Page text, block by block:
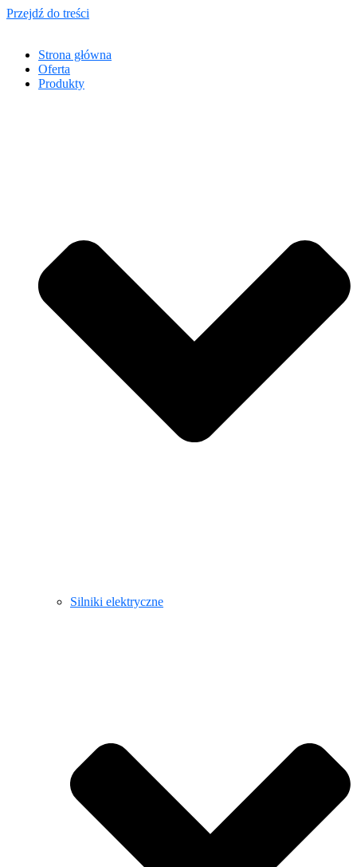
Przejdź do treści
Strona główna
Oferta
Produkty
Silniki elektryczne